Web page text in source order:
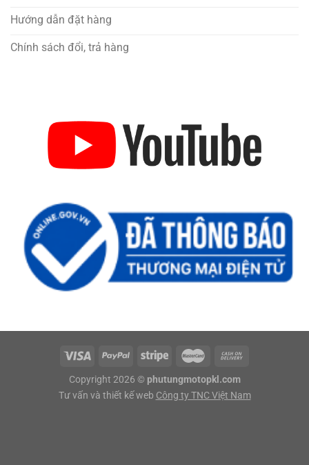
Hướng dẫn đặt hàng
Chính sách đổi, trả hàng
Copyright 2026 © phutungmotopkl.com
Tư vấn và thiết kế web Công ty TNC Việt Nam